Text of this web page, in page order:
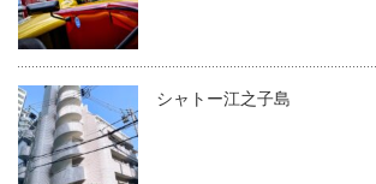
シャトー江之子島